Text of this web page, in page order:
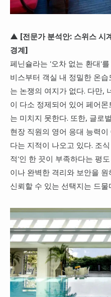
▲ [전문가 분석안: 스위스 시
경계]
페닌슐라는 '오차 없는 환대'
비스부터 객실 내 정밀한 온
는 논쟁의 여지가 없다. 다만,
이 다소 정제되어 있어 페어
는 미치지 못한다. 또한, 글로
현장 직원의 영어 응대 능력
다는 지적이 나오고 있다. 조
적'인 한 끗이 부족하다는 평
이나 완벽한 격리와 보안을
신뢰할 수 있는 선택지는 드물